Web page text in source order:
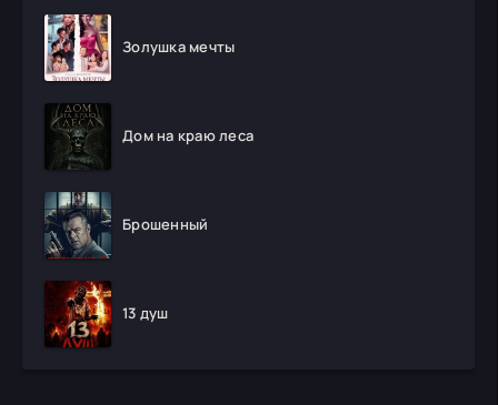
Золушка мечты
Дом на краю леса
Брошенный
13 душ